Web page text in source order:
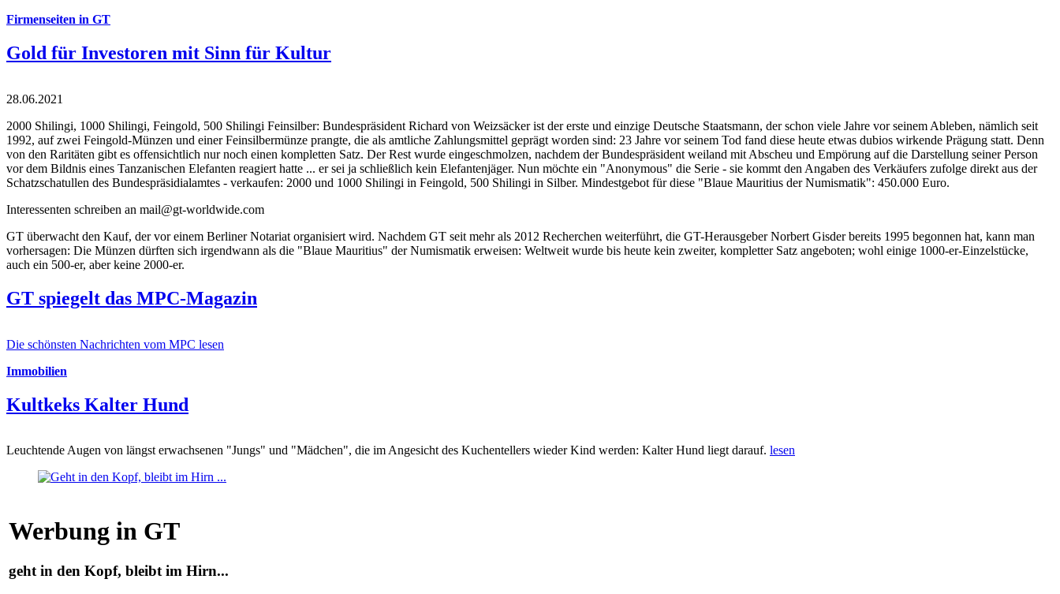
Firmenseiten in GT
Gold für Investoren mit Sinn für Kultur
28.06.2021
2000 Shilingi, 1000 Shilingi, Feingold, 500 Shilingi Feinsilber: Bundespräsident Richard von Weizsäcker ist der erste und einzige Deutsche Staatsmann, der schon viele Jahre vor seinem Ableben, nämlich seit
1992, auf zwei Feingold-Münzen und einer Feinsilbermünze prangte, die als amtliche Zahlungsmittel geprägt worden sind: 23 Jahre vor seinem Tod fand diese heute etwas dubios wirkende Prägung statt. Denn
von den Raritäten gibt es offensichtlich nur noch einen kompletten Satz. Der Rest wurde eingeschmolzen, nachdem der Bundespräsident weiland mit Abscheu und Empörung auf die Darstellung seiner Person
vor dem Bildnis eines Tanzanischen Elefanten reagiert hatte ... er sei ja schließlich kein Elefantenjäger. Nun möchte ein "Anonymous" die Serie - sie kommt den Angaben des Verkäufers zufolge direkt aus der
Schatzschatullen des Bundespräsidialamtes - verkaufen: 2000 und 1000 Shilingi in Feingold, 500 Shilingi in Silber. Mindestgebot für diese "Blaue Mauritius der Numismatik": 450.000 Euro.
Interessenten schreiben an mail@gt-worldwide.com
GT überwacht den Kauf, der vor einem Berliner Notariat organisiert wird. Nachdem GT seit mehr als 2012 Recherchen weiterführt, die GT-Herausgeber Norbert Gisder bereits 1995 begonnen hat, kann man
vorhersagen: Die Münzen dürften sich irgendwann als die "Blaue Mauritius" der Numismatik erweisen: Weltweit wurde bis heute kein zweiter, kompletter Satz angeboten; wohl einige 1000-er-Einzelstücke,
auch ein 500-er, aber keine 2000-er.
GT spiegelt das MPC-Magazin
Die schönsten Nachrichten vom MPC lesen
Immobilien
Kultkeks Kalter Hund
Leuchtende Augen von längst erwachsenen "Jungs" und "Mädchen", die im Angesicht des Kuchentellers wieder Kind werden: Kalter Hund liegt darauf. lesen
Werbung in GT
geht in den Kopf, bleibt im Hirn...